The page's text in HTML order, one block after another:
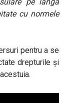
cu normele
pentru a se
drepturile și